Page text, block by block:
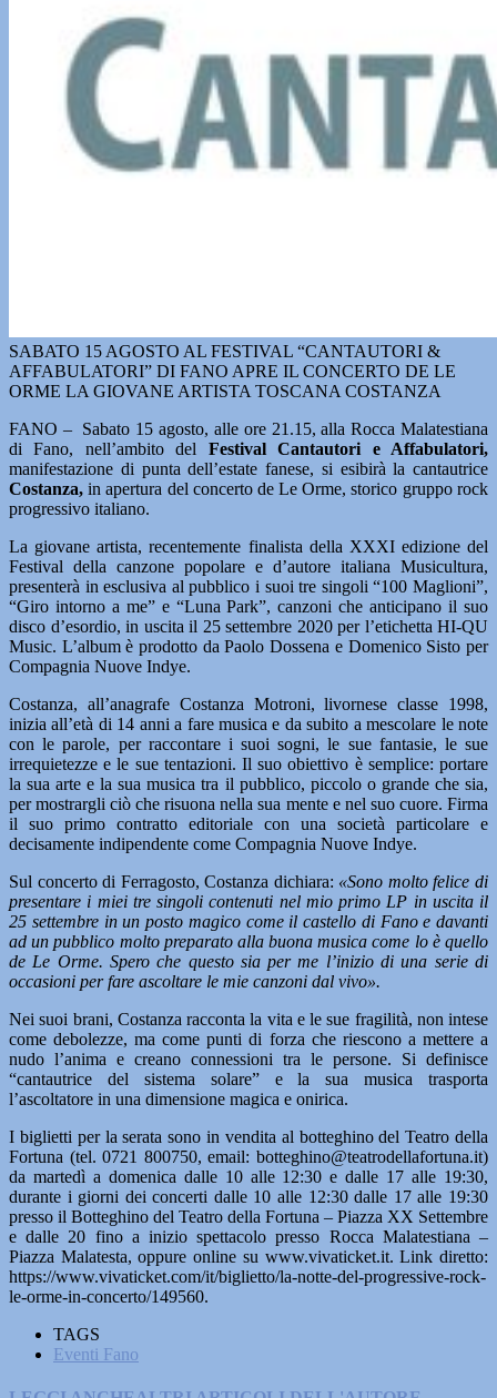
SABATO 15 AGOSTO AL FESTIVAL “CANTAUTORI &
AFFABULATORI” DI FANO APRE IL CONCERTO DE LE
ORME LA GIOVANE ARTISTA TOSCANA COSTANZA
FANO – Sabato 15 agosto, alle ore 21.15, alla Rocca Malatestiana
di Fano, nell’ambito del Festival Cantautori e Affabulatori,
manifestazione di punta dell’estate fanese, si esibirà la cantautrice
Costanza, in apertura del concerto de Le Orme, storico gruppo rock
progressivo italiano.
La giovane artista, recentemente finalista della XXXI edizione del
Festival della canzone popolare e d’autore italiana Musicultura,
presenterà in esclusiva al pubblico i suoi tre singoli “100 Maglioni”,
“Giro intorno a me” e “Luna Park”, canzoni che anticipano il suo
disco d’esordio, in uscita il 25 settembre 2020 per l’etichetta HI-QU
Music. L’album è prodotto da Paolo Dossena e Domenico Sisto per
Compagnia Nuove Indye.
Costanza, all’anagrafe Costanza Motroni, livornese classe 1998,
inizia all’età di 14 anni a fare musica e da subito a mescolare le note
con le parole, per raccontare i suoi sogni, le sue fantasie, le sue
irrequietezze e le sue tentazioni. Il suo obiettivo è semplice: portare
la sua arte e la sua musica tra il pubblico, piccolo o grande che sia,
per mostrargli ciò che risuona nella sua mente e nel suo cuore. Firma
il suo primo contratto editoriale con una società particolare e
decisamente indipendente come Compagnia Nuove Indye.
Sul concerto di Ferragosto, Costanza dichiara: «Sono molto felice di
presentare i miei tre singoli contenuti nel mio primo LP in uscita il
25 settembre in un posto magico come il castello di Fano e davanti
ad un pubblico molto preparato alla buona musica come lo è quello
de Le Orme. Spero che questo sia per me l’inizio di una serie di
occasioni per fare ascoltare le mie canzoni dal vivo».
Nei suoi brani, Costanza racconta la vita e le sue fragilità, non intese
come debolezze, ma come punti di forza che riescono a mettere a
nudo l’anima e creano connessioni tra le persone. Si definisce
“cantautrice del sistema solare” e la sua musica trasporta
l’ascoltatore in una dimensione magica e onirica.
I biglietti per la serata sono in vendita al botteghino del Teatro della
Fortuna (tel. 0721 800750, email: botteghino@teatrodellafortuna.it)
da martedì a domenica dalle 10 alle 12:30 e dalle 17 alle 19:30,
durante i giorni dei concerti dalle 10 alle 12:30 dalle 17 alle 19:30
presso il Botteghino del Teatro della Fortuna – Piazza XX Settembre
e dalle 20 fino a inizio spettacolo presso Rocca Malatestiana –
Piazza Malatesta, oppure online su www.vivaticket.it. Link diretto:
https://www.vivaticket.com/it/biglietto/la-notte-del-progressive-rock-
le-orme-in-concerto/149560.
TAGS
Eventi Fano